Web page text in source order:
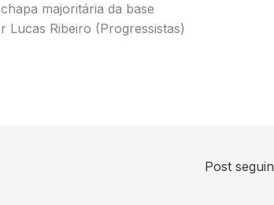
majoritária da base
Ribeiro (Progressistas)
Post